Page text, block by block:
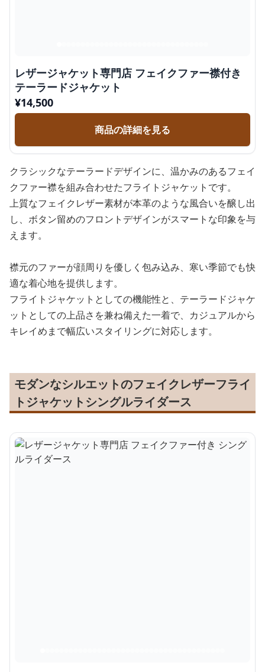
レザージャケット専門店 フェイクファー襟付き
テーラードジャケット
¥14,500
商品の詳細を見る
クラシックなテーラードデザインに、温かみのあるフェイ
クファー襟を組み合わせたフライトジャケットです。
上質なフェイクレザー素材が本革のような風合いを醸し出
し、ボタン留めのフロントデザインがスマートな印象を与
えます。
襟元のファーが顔周りを優しく包み込み、寒い季節でも快
適な着心地を提供します。
フライトジャケットとしての機能性と、テーラードジャケ
ットとしての上品さを兼ね備えた一着で、カジュアルから
キレイめまで幅広いスタイリングに対応します。
モダンなシルエットのフェイクレザーフライ
トジャケットシングルライダース